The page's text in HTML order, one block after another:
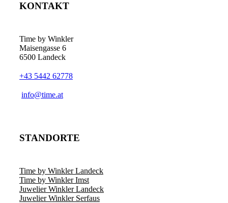
KONTAKT
Time by Winkler
Maisengasse 6
6500 Landeck
+43 5442 62778
­info@time.at
STANDORTE
Time by Winkler Landeck
Time by Winkler Imst
Juwelier Winkler Landeck
Juwelier Winkler Serfaus